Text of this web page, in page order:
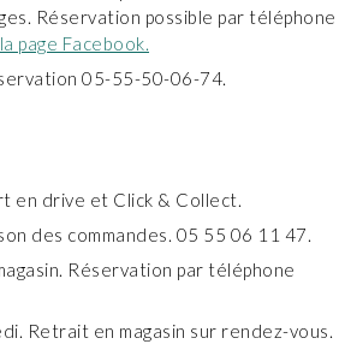
Réservation possible par téléphone
page Facebook.
05-55-50-06-74.
en drive et Click & Collect.
des commandes. 05 55 06 11 47.
Réservation par téléphone
Retrait en magasin sur rendez-vous.